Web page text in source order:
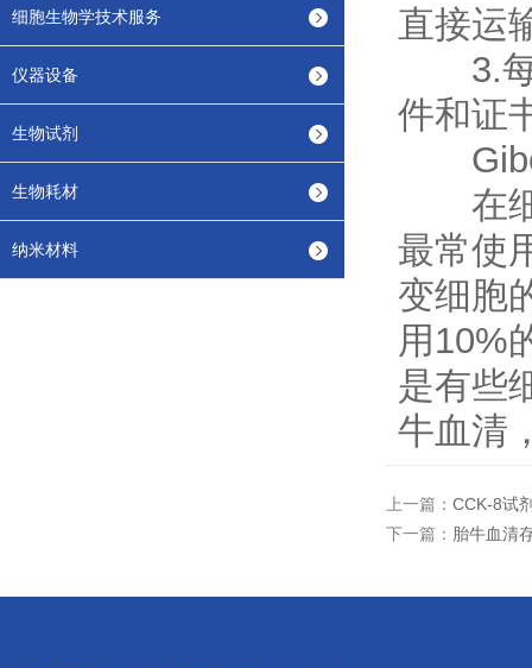
细胞生物学技术服务
仪器设备
生物试剂
生物耗材
纳米材料
直接运
3.每
件和证
在细
最常使
变细胞
用10%
是有些
牛血清
上一篇： CCK-8试
下一篇： 胎牛血清